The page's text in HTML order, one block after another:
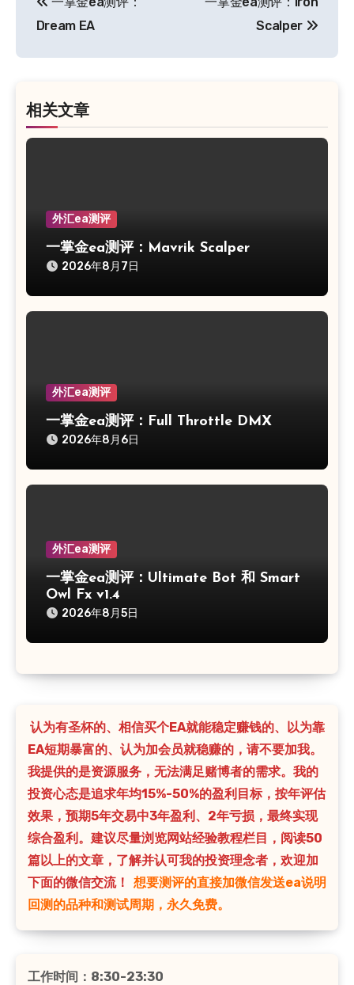
章
导
Dream EA
Scalper
相关文章
外汇ea测评
一掌金ea测评：Mavrik Scalper
2026年8月7日
外汇ea测评
一掌金ea测评：Full Throttle DMX
2026年8月6日
外汇ea测评
一掌金ea测评：Ultimate Bot 和 Smart
Owl Fx v1.4
2026年8月5日
认为有圣杯的、相信买个EA就能稳定赚钱的、以为靠
EA短期暴富的、认为加会员就稳赚的，请不要加我。
我提供的是资源服务，无法满足赌博者的需求。我的
投资心态是追求年均15%-50%的盈利目标，按年评估
效果，预期5年交易中3年盈利、2年亏损，最终实现
综合盈利。建议尽量浏览网站经验教程栏目，阅读50
篇以上的文章，了解并认可我的投资理念者，欢迎加
下面的微信交流！
想要测评的直接加微信发送ea说明
回测的品种和测试周期，永久免费。
工作时间：8:30-23:30